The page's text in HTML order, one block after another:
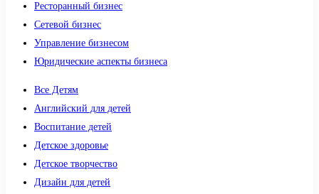
Ресторанный бизнес
Сетевой бизнес
Управление бизнесом
Юридические аспекты бизнеса
Все Детям
Английский для детей
Воспитание детей
Детское здоровье
Детское творчество
Дизайн для детей